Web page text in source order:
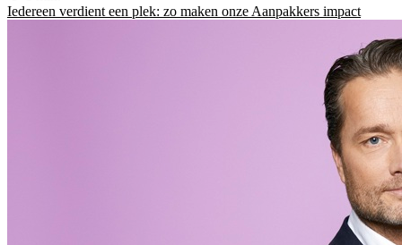
Iedereen verdient een plek: zo maken onze Aanpakkers impact